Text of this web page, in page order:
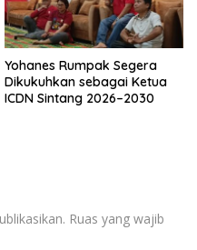
Yohanes Rumpak Segera
Dikukuhkan sebagai Ketua
ICDN Sintang 2026–2030
Ruas yang wajib